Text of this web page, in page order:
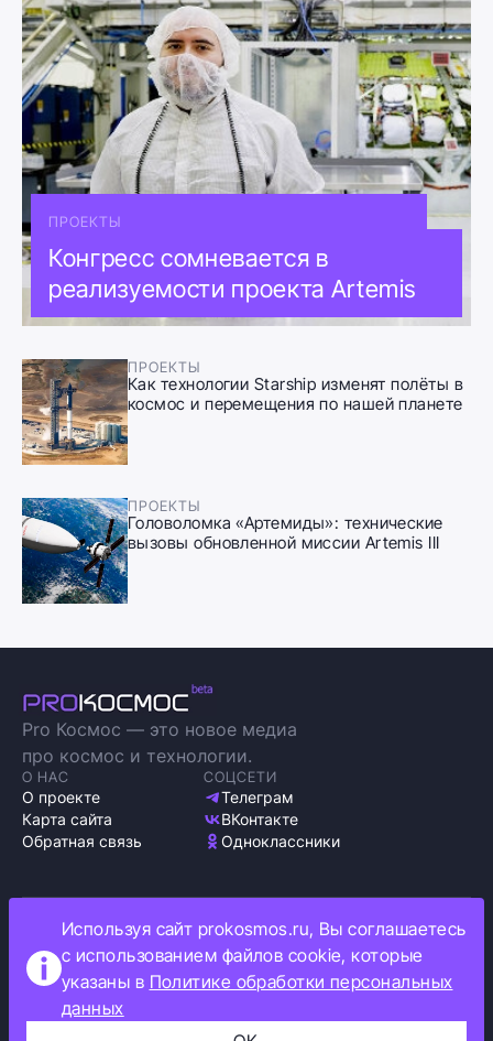
ПРОЕКТЫ
Конгресс сомневается в
реализуемости проекта Artemis
ПРОЕКТЫ
Как технологии Starship изменят полёты в
космос и перемещения по нашей планете
ПРОЕКТЫ
Головоломка «Артемиды»: технические
вызовы обновленной миссии Artemis III
Pro Космос — это новое медиа
про космос и технологии.
О НАС
О проекте
Карта сайта
Обратная связь
СОЦСЕТИ
Телеграм
ВКонтакте
Одноклассники
Политика обработки персональных данных
Как мы используем cookie
Информация об ограничениях
Используя сайт prokosmos.ru, Вы соглашаетесь
с использованием файлов cookie, которые
указаны в Политике обработки персональных
данных